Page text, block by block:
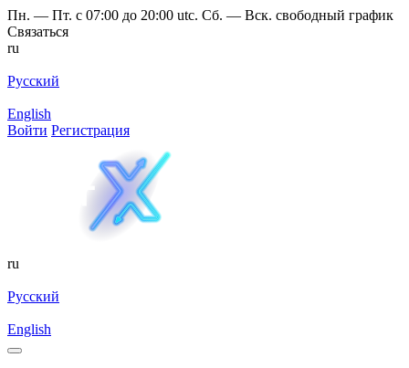
Пн. — Пт. с 07:00 до 20:00 utc. Сб. — Вск. свободный график
Связаться
ru
Русский
English
Войти Регистрация
ru
Русский
English